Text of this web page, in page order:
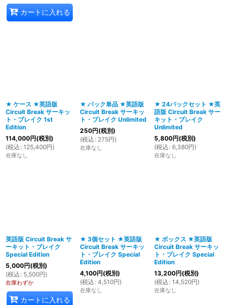
カートに入れる
★ ケース ★英語版
Circuit Break サーキッ
ト・ブレイク 1st
Edition
114,000円(税別)
(税込 : 125,400円)
在庫なし
★ パック単品 ★英語版
Circuit Break サーキッ
ト・ブレイク Unlimited
250円(税別)
(税込 : 275円)
在庫なし
★ 24パックセット ★英
語版 Circuit Break サー
キット・ブレイク
Unlimited
5,800円(税別)
(税込 : 6,380円)
在庫なし
英語版 Circuit Break サ
ーキット・ブレイク
Special Edition
5,000円(税別)
(税込 : 5,500円)
在庫わずか
カートに入れる
★ 3個セット ★英語版
Circuit Break サーキッ
ト・ブレイク Special
Edition
4,100円(税別)
(税込 : 4,510円)
在庫なし
★ ボックス ★英語版
Circuit Break サーキッ
ト・ブレイク Special
Edition
13,200円(税別)
(税込 : 14,520円)
在庫なし